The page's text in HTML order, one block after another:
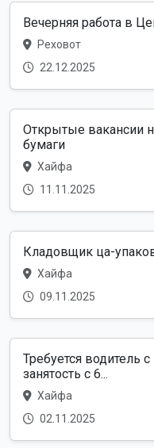
Вечерняя работа в
Реховот
22.12.2025
Открытые вакансии
бумаги
Хайфа
11.11.2025
Кладовщик ца-
Хайфа
09.11.2025
Требуется водитель
занятость с 6...
Хайфа
02.11.2025